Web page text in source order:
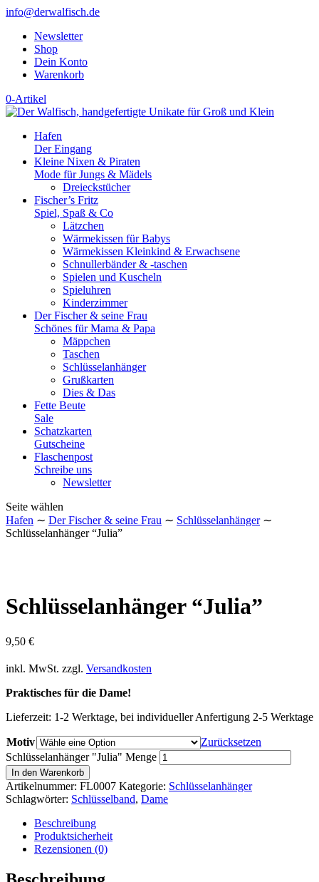
info@derwalfisch.de
Newsletter
Shop
Dein Konto
Warenkorb
0-Artikel
Hafen
Der Eingang
Kleine Nixen & Piraten
Mode für Jungs & Mädels
Dreieckstücher
Fischer’s Fritz
Spiel, Spaß & Co
Lätzchen
Wärmekissen für Babys
Wärmekissen Kleinkind & Erwachsene
Schnullerbänder & -taschen
Spielen und Kuscheln
Spieluhren
Kinderzimmer
Der Fischer & seine Frau
Schönes für Mama & Papa
Mäppchen
Taschen
Schlüsselanhänger
Grußkarten
Dies & Das
Fette Beute
Sale
Schatzkarten
Gutscheine
Flaschenpost
Schreibe uns
Newsletter
Seite wählen
Hafen ∼ Der Fischer & seine Frau ∼ Schlüsselanhänger∼
Schlüsselanhänger “Julia”
Schlüsselanhänger “Julia”
9,50 €
inkl. MwSt. zzgl. Versandkosten
Praktisches für die Dame!
Lieferzeit: 1-2 Werktage, bei individueller Anfertigung 2-5 Werktage
Motiv
Zurücksetzen
Schlüsselanhänger "Julia" Menge
In den Warenkorb
Artikelnummer: FL0007 Kategorie: Schlüsselanhänger
Schlagwörter: Schlüsselband, Dame
Beschreibung
Produktsicherheit
Rezensionen (0)